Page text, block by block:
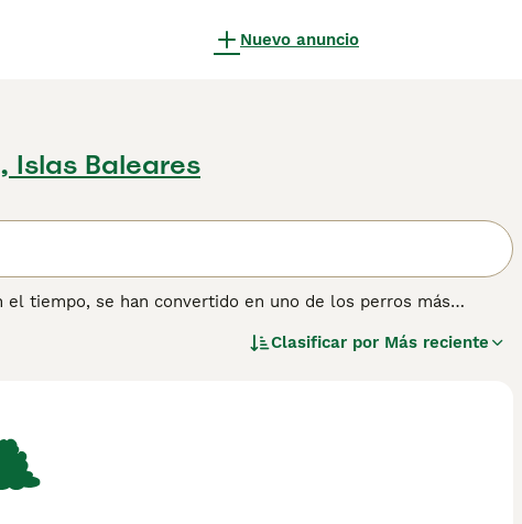
Nuevo anuncio
Islas Baleares
el tiempo, se han convertido en uno de los perros más
a menudo se conoce como el "Rey de los perros" y es un
sobre esta raza de perro.
Clasificar por Más reciente